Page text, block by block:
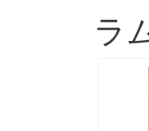
ラ